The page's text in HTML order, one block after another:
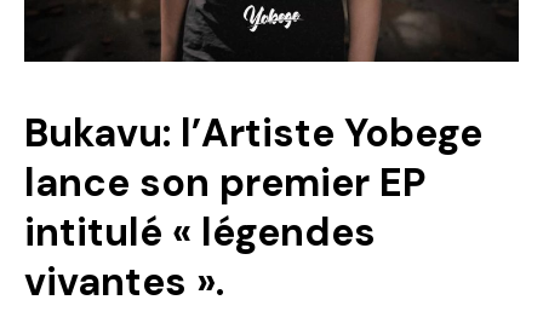
Bukavu: l’Artiste Yobege
lance son premier EP
intitulé « légendes
vivantes ».